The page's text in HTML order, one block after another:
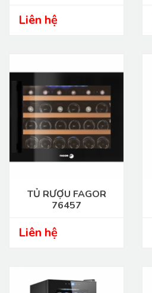
Liên hệ
TỦ RƯỢU FAGOR
76457
Liên hệ